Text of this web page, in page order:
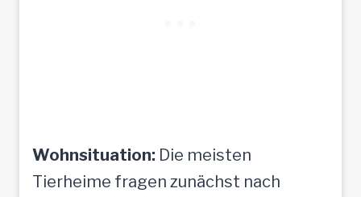
Wohnsituation: Die meisten
Tierheime fragen zunächst nach